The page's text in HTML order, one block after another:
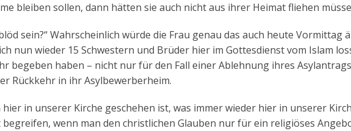
bleiben sollen, dann hätten sie auch nicht aus ihrer Heimat fliehen
sein?“ Wahrscheinlich würde die Frau genau das auch heute Vormittag
nun wieder 15 Schwestern und Brüder hier im Gottesdienst vom Islam
begeben haben – nicht nur für den Fall einer Ablehnung ihres
Rückkehr in ihr Asylbewerberheim.
in unserer Kirche geschehen ist, was immer wieder hier in unserer
begreifen, wenn man den christlichen Glauben nur für ein religiöses